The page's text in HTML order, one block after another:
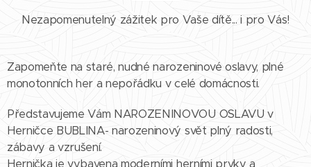
Nezapomenutelný zážitek pro Vaše dítě... i pro Vás!
Zapomeňte na staré, nudné narozeninové oslavy, plné
monotonních her a nepořádku v celé domácnosti.
Představujeme Vám NAROZENINOVOU OSLAVU v
Herničce BUBLINA- narozeninový svět plný radosti,
zábavy a vzrušení.
Hernička je vybavena moderními herními prvky a